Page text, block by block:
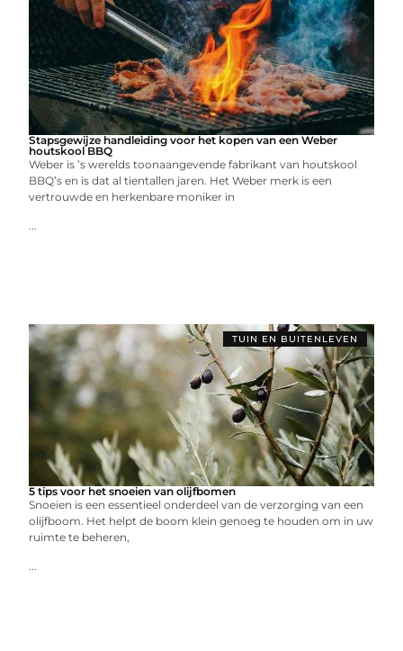
Stapsgewijze handleiding voor het kopen van een Weber
houtskool BBQ
Weber is ’s werelds toonaangevende fabrikant van houtskool
BBQ’s en is dat al tientallen jaren. Het Weber merk is een
vertrouwde en herkenbare moniker in
...
TUIN EN BUITENLEVEN
5 tips voor het snoeien van olijfbomen
Snoeien is een essentieel onderdeel van de verzorging van een
olijfboom. Het helpt de boom klein genoeg te houden om in uw
ruimte te beheren,
...